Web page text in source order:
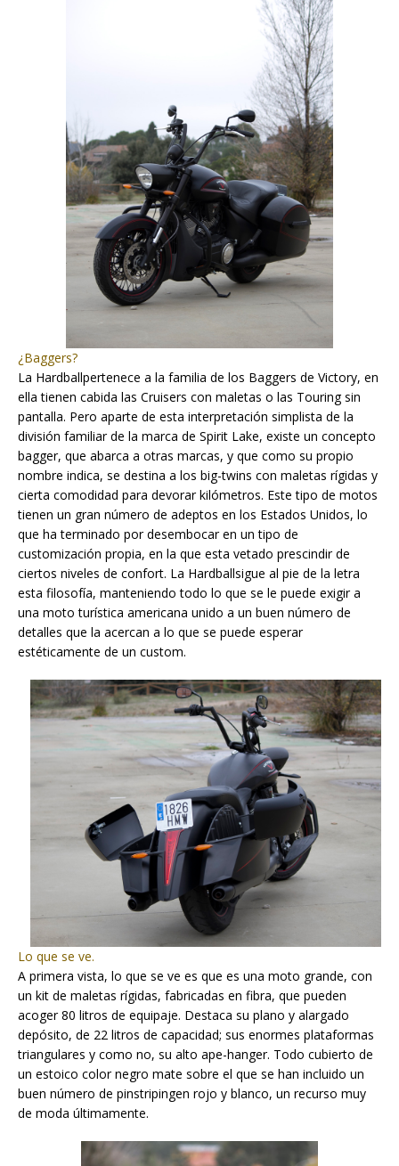
¿Baggers?
La Hardballpertenece a la familia de los Baggers de Victory, en
ella tienen cabida las Cruisers con maletas o las Touring sin
pantalla. Pero aparte de esta interpretación simplista de la
división familiar de la marca de Spirit Lake, existe un concepto
bagger, que abarca a otras marcas, y que como su propio
nombre indica, se destina a los big-twins con maletas rígidas y
cierta comodidad para devorar kilómetros. Este tipo de motos
tienen un gran número de adeptos en los Estados Unidos, lo
que ha terminado por desembocar en un tipo de
customización propia, en la que esta vetado prescindir de
ciertos niveles de confort. La Hardballsigue al pie de la letra
esta filosofía, manteniendo todo lo que se le puede exigir a
una moto turística americana unido a un buen número de
detalles que la acercan a lo que se puede esperar
estéticamente de un custom.
Lo que se ve.
A primera vista, lo que se ve es que es una moto grande, con
un kit de maletas rígidas, fabricadas en fibra, que pueden
acoger80 litros de equipaje. Destaca su plano y alargado
depósito, de 22 litros de capacidad; sus enormes plataformas
triangulares y como no, su alto ape-hanger. Todo cubierto de
un estoico color negro mate sobre el que se han incluido un
buen número de pinstripingen rojo y blanco, un recurso muy
de moda últimamente.